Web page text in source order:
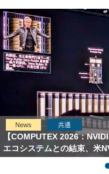
News 共通
【COMPUTEX 2026：
エコシステムとの結束、米